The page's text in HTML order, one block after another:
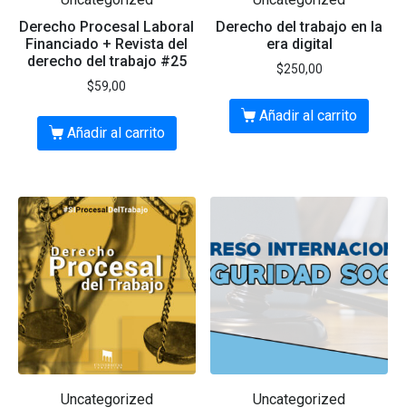
Derecho Procesal Laboral
Financiado + Revista del
derecho del trabajo #25
$59,00
Añadir al carrito
Derecho del trabajo en la
era digital
$250,00
Añadir al carrito
Uncategorized
Uncategorized